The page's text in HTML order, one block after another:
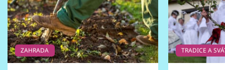
ZAHRADA TRADICE A